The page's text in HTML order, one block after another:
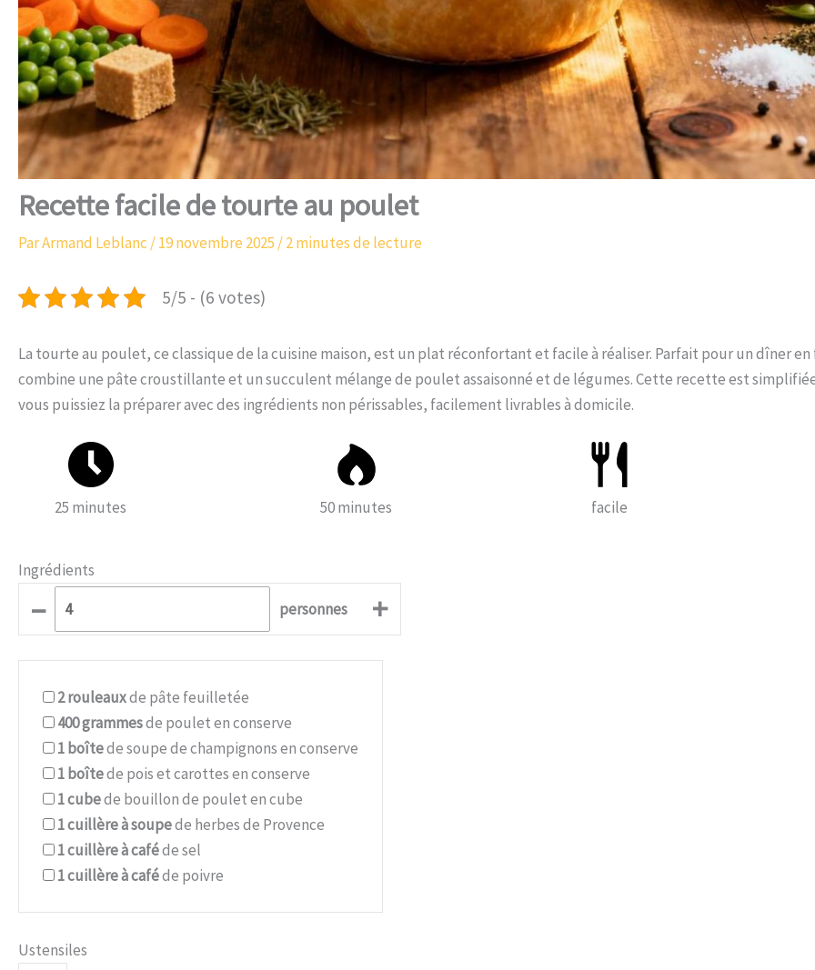
Recette facile de tourte au poulet
ParArmand Leblanc /19 novembre 2025 /2 minutes de lecture
5/5 - (6 votes)
La tourte au poulet, ce classique de la cuisine maison, est un plat réconfortant et facile à réaliser. Parfait pour un dîner
combine une pâte croustillante et un succulent mélange de poulet assaisonné et de légumes. Cette recette est
vous puissiez la préparer avec des ingrédients non périssables, facilement livrables à domicile.
25 minutes 50 minutes facile
Ingrédients
– personnes +
2rouleauxde pâte feuilletée
400grammesde poulet en conserve
1 boîtede soupe de champignons en conserve
1 boîtede pois et carottes en conserve
1cubede bouillon de poulet en cube
1cuillère à soupede herbes de Provence
1cuillère à caféde sel
1cuillère à caféde poivre
Ustensiles